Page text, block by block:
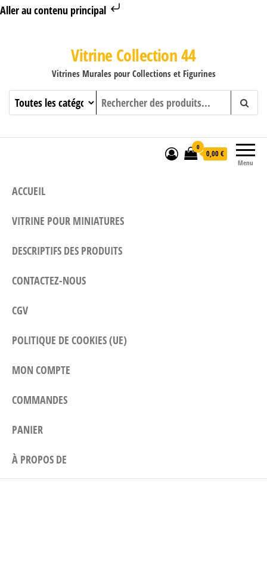
Aller au contenu principal
Vitrine Collection 44
Vitrines Murales pour Collections et Figurines
Menu
0
0,00 €
ACCUEIL
VITRINE POUR MINIATURES
DESCRIPTIFS DES PRODUITS
CONTACTEZ-NOUS
CGV
POLITIQUE DE COOKIES (UE)
MON COMPTE
COMMANDES
PANIER
À PROPOS DE